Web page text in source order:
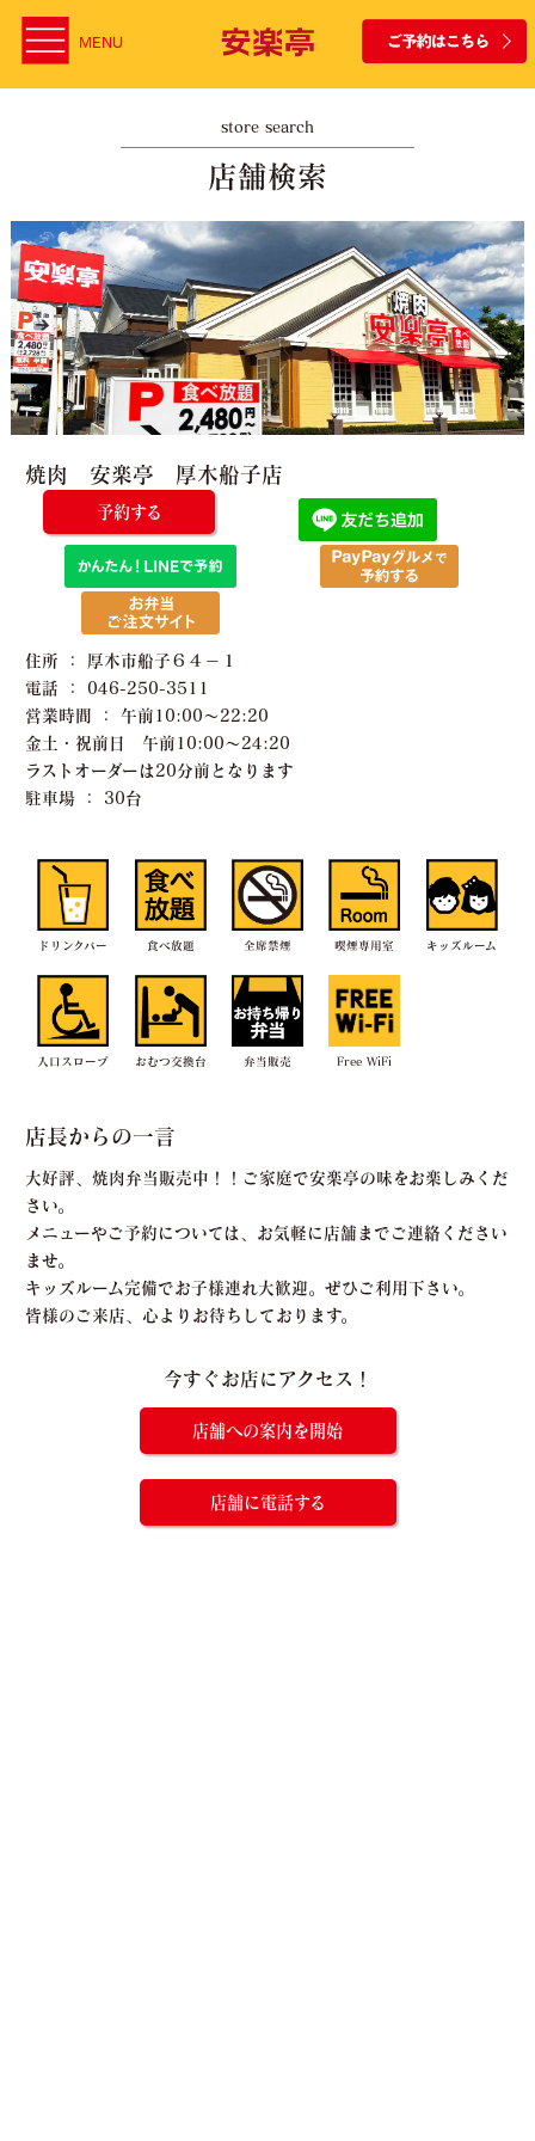
MENU
store search
店舗検索
焼肉 安楽亭 厚木船子店
予約する
住所 ： 厚木市船子６４−１
電話 ： 046-250-3511
営業時間 ： 午前10:00〜22:20
金土・祝前日 午前10:00〜24:20
ラストオーダーは20分前となります
駐車場 ： 30台
ドリンクバー 食べ放題 全席禁煙 喫煙専用室 キッズルーム
入口スロープ おむつ交換台 弁当販売 Free WiFi
店長からの一言
大好評、焼肉弁当販売中！！ご家庭で安楽亭の味をお楽しみくだ
さい。
メニューやご予約については、お気軽に店舗までご連絡ください
ませ。
キッズルーム完備でお子様連れ大歓迎。ぜひご利用下さい。
皆様のご来店、心よりお待ちしております。
今すぐお店にアクセス！
店舗への案内を開始
店舗に電話する